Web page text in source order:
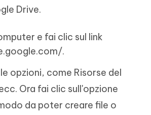
Drive.
e fai clic sul link
.
opzioni, come Risorse del
Ora fai clic sull'opzione
da poter creare file o